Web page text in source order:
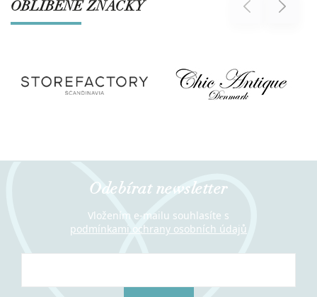
OBLÍBENÉ ZNAČKY Previous Next
Odebírat newsletter
Vložením e-mailu souhlasíte s
podmínkami ochrany osobních údajů